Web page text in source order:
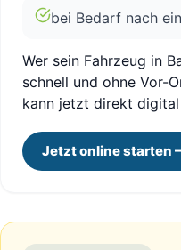
bei Bedarf nach
Wer sein Fahrzeug in
schnell und ohne Vor-
kann jetzt direkt
Jetzt online starten